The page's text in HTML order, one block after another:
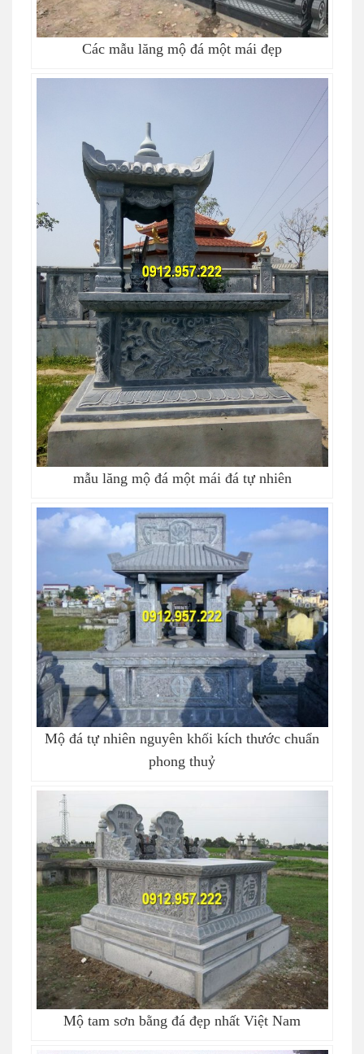
Các mẫu lăng mộ đá một mái đẹp
mẫu lăng mộ đá một mái đá tự nhiên
Mộ đá tự nhiên nguyên khối kích thước chuẩn
phong thuỷ
Mộ tam sơn bằng đá đẹp nhất Việt Nam